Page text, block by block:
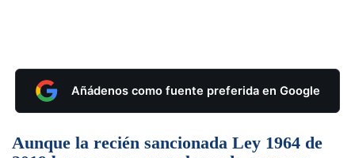
Añádenos como fuente preferida en Google
Aunque la recién sancionada Ley 1964 de